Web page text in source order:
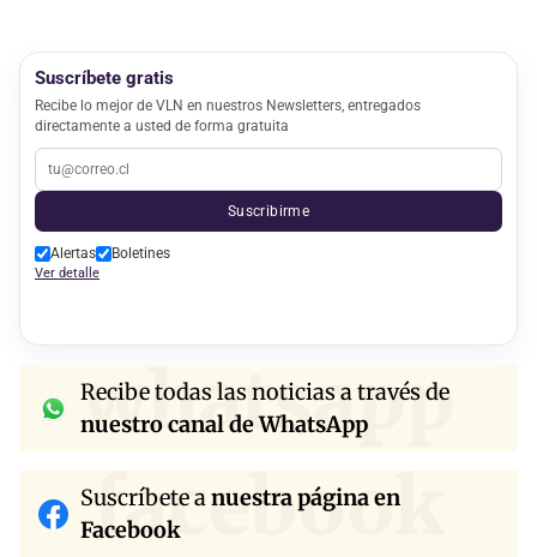
Suscríbete gratis
Recibe lo mejor de VLN en nuestros Newsletters, entregados
directamente a usted de forma gratuita
Suscribirme
Alertas Boletines
Ver detalle
whatsapp
Recibe todas las noticias a través de
nuestro canal de WhatsApp
facebook
Suscríbete anuestra página en
Facebook